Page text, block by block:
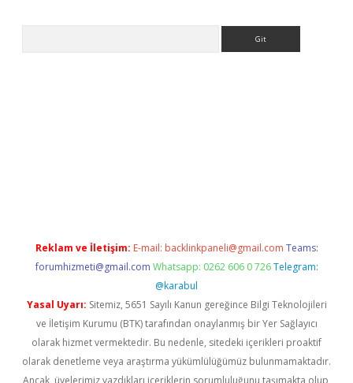
Reklam ve İletişim: E-mail: backlinkpaneli@gmail.com Teams:
forumhizmeti@gmail.com Whatsapp: 0262 606 0 726 Telegram:
@karabul
Yasal Uyarı: Sitemiz, 5651 Sayılı Kanun gereğince Bilgi Teknolojileri
ve İletişim Kurumu (BTK) tarafından onaylanmış bir Yer Sağlayıcı
olarak hizmet vermektedir. Bu nedenle, sitedeki içerikleri proaktif
olarak denetleme veya araştırma yükümlülüğümüz bulunmamaktadır.
Ancak, üyelerimiz yazdıkları içeriklerin sorumluluğunu taşımakta olup,